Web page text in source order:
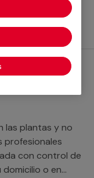
mosquitas
las plantas y no
profesionales
con control de
o en